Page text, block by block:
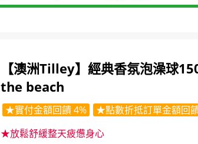
【澳洲Tilley】經典香氛泡澡球
the beach
★實付金額回饋 4%
★點數折抵訂單金額回
★放鬆舒緩整天疲憊身心